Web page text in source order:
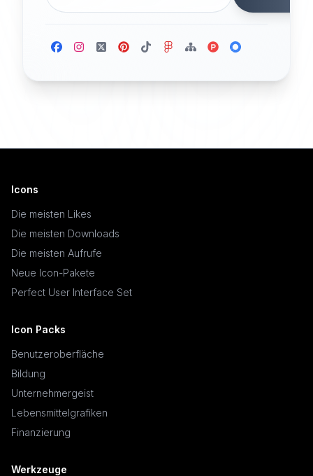
Icons
Die meisten Likes
Die meisten Downloads
Die meisten Aufrufe
Neue Icon-Pakete
Perfect User Interface Set
Icon Packs
Benutzeroberfläche
Bildung
Unternehmergeist
Lebensmittelgrafiken
Finanzierung
Werkzeuge